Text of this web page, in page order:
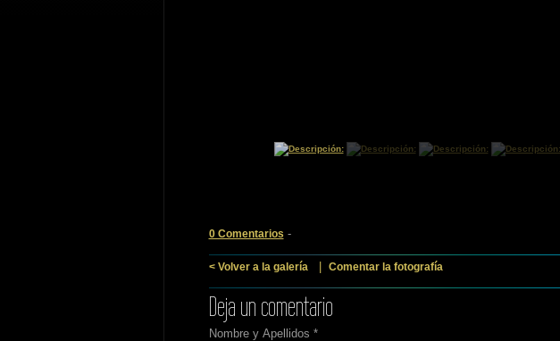
0 Comentarios -
< Volver a la galería Comentar la fotografía
Deja un comentario
Nombre y Apellidos *